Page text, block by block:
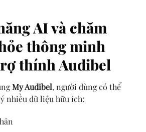
AI và chăm
thông minh
thính Audibel
My Audibel, người dùng có thể
nhiều dữ liệu hữu ích: